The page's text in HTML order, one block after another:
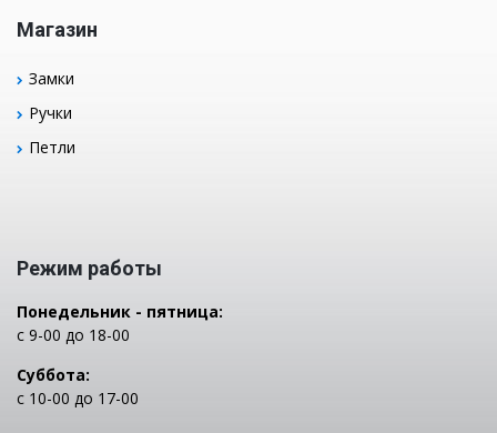
Магазин
Замки
Ручки
Петли
Режим работы
Понедельник - пятница:
с 9-00 до 18-00
Суббота:
с 10-00 до 17-00